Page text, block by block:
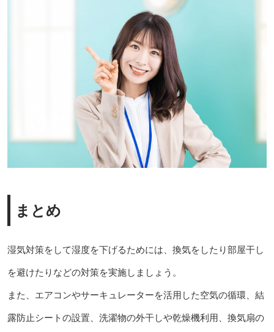
まとめ
湿気対策をして湿度を下げるためには、換気をしたり部屋干し
を避けたりなどの対策を実施しましょう。
また、エアコンやサーキュレーターを活用した空気の循環、結
露防止シートの設置、洗濯物の外干しや乾燥機利用、換気扇の